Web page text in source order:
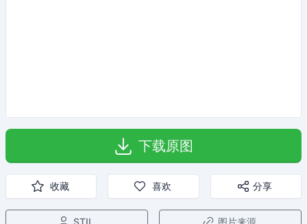
下载原图
收藏 喜欢 分享
STIL 图片来源